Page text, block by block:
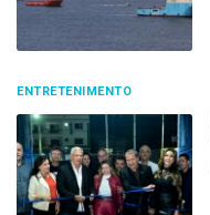
ENTRETENIMENTO